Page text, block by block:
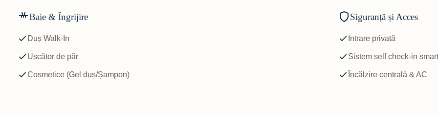
Baie & Îngrijire
Duș Walk-In
Uscător de păr
Cosmetice (Gel duș/Șampon)
Siguranță și Acces
Intrare privată
Sistem self check-in smart
Încălzire centrală & AC